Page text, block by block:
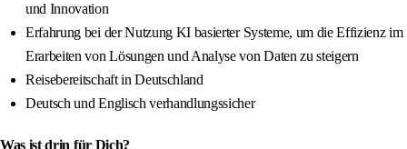
und Innovation
Erfahrung bei der Nutzung KI basierter Systeme, um die Effizienz im
Erarbeiten von Lösungen und Analyse von Daten zu steigern
Reisebereitschaft in Deutschland
Deutsch und Englisch verhandlungssicher
Was ist drin für Dich?